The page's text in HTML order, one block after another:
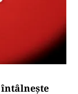
întâlnește